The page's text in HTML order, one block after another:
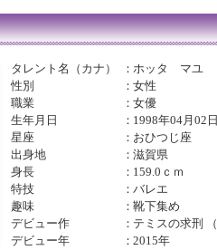
タレント名（カナ） ：ホッタ マユ
性別
：女性
職業
：女優
生年月日
： 1998年04月02
星座
： おひつじ座
出身地
：滋賀県
身長
： 159.0ｃｍ
特技
：バレエ
趣味
：靴下集め
デビュー作
： テミスの求刑
デビュー年
：2015年